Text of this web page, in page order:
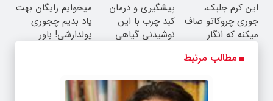
(تخفیف ویژه)
این کرم جلبک،
جوری چروکاتو صاف
میکنه که انگار
(تخفیف ویژه)
پیشگیری و درمان
کبد چرب با این
نوشیدنی گیاهی
میخوایم رایگان بهت
یاد بدیم چجوری
پولدارشی! باور
مطالب مرتبط